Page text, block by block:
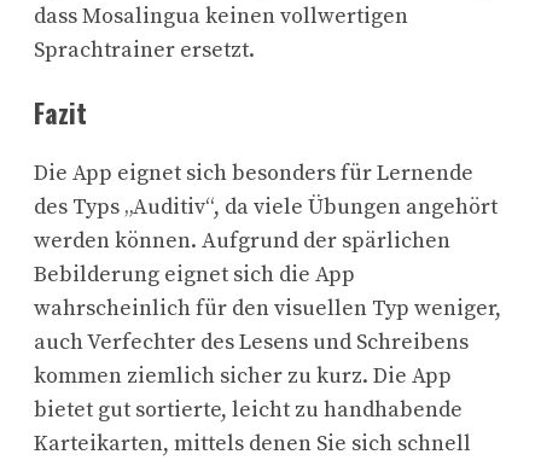
dass Mosalingua keinen vollwertigen
Sprachtrainer ersetzt.
Fazit
Die App eignet sich besonders für Lernende
des Typs „Auditiv“, da viele Übungen angehört
werden können. Aufgrund der spärlichen
Bebilderung eignet sich die App
wahrscheinlich für den visuellen Typ weniger,
auch Verfechter des Lesens und Schreibens
kommen ziemlich sicher zu kurz. Die App
bietet gut sortierte, leicht zu handhabende
Karteikarten, mittels denen Sie sich schnell